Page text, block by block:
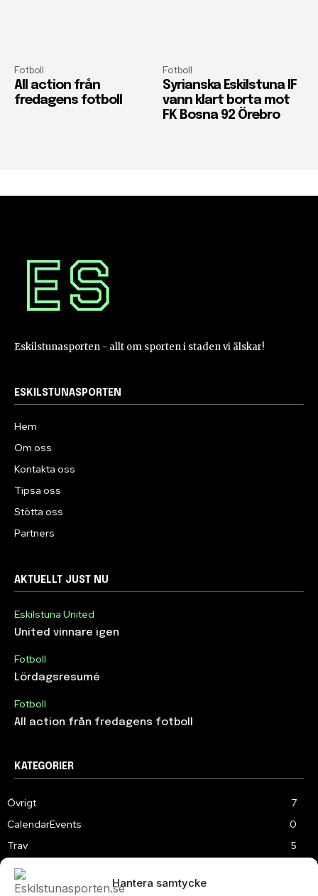
Hantera samtycke
Fotboll
All action från
fredagens fotboll
Fotboll
Syrianska Eskilstuna IF
vann klart borta mot
FK Bosna 92 Örebro
Eskilstunasporten - allt om sporten i staden vi älskar!
ESKILSTUNASPORTEN
Hem
Om oss
Kontakta oss
Tipsa oss
Stötta oss
Partners
AKTUELLT JUST NU
Eskilstuna United
United vinnare igen
Fotboll
Lördagsresumé
Fotboll
All action från fredagens fotboll
KATEGORIER
Övrigt
7
CalendarEvents
0
Trav
5
TV
Samhällsprojekt